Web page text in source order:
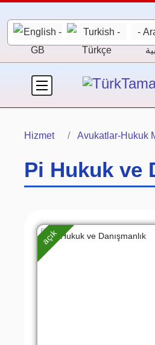
Hizmet Avukatlar-Hukuk
Pi Hukuk ve
açık